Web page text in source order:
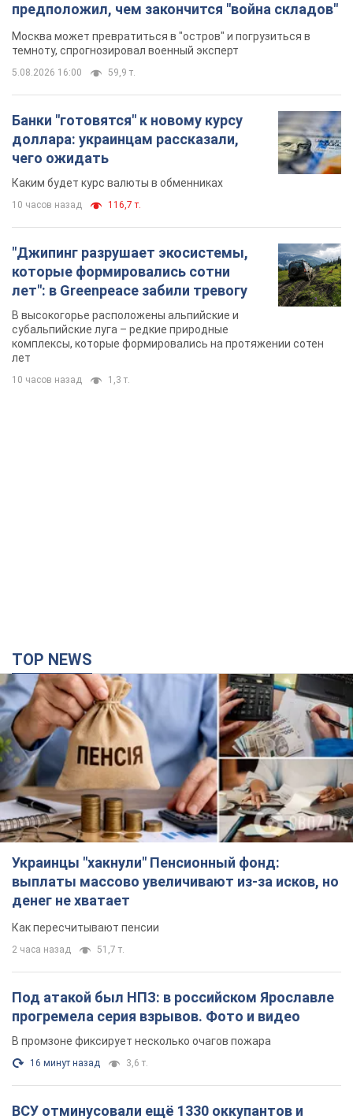
предположил, чем закончится "война складов"
Москва может превратиться в "остров" и погрузиться в
темноту, спрогнозировал военный эксперт
5.08.2026 16:00 59,9 т.
Банки "готовятся" к новому курсу
доллара: украинцам рассказали,
чего ожидать
Каким будет курс валюты в обменниках
10 часов назад 116,7 т.
"Джипинг разрушает экосистемы,
которые формировались сотни
лет": в Greenpeace забили тревогу
В высокогорье расположены альпийские и
субальпийские луга – редкие природные
комплексы, которые формировались на протяжении сотен
лет
10 часов назад 1,3 т.
TOP NEWS
Украинцы "хакнули" Пенсионный фонд:
выплаты массово увеличивают из-за исков, но
денег не хватает
Как пересчитывают пенсии
2 часа назад 51,7 т.
Под атакой был НПЗ: в российском Ярославле
прогремела серия взрывов. Фото и видео
В промзоне фиксирует несколько очагов пожара
16 минут назад 3,6 т.
ВСУ отминусовали ещё 1330 оккупантов и